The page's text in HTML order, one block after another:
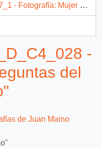
junto a niña, escribiendo en un cuaderno
-
del
de Juan Maino